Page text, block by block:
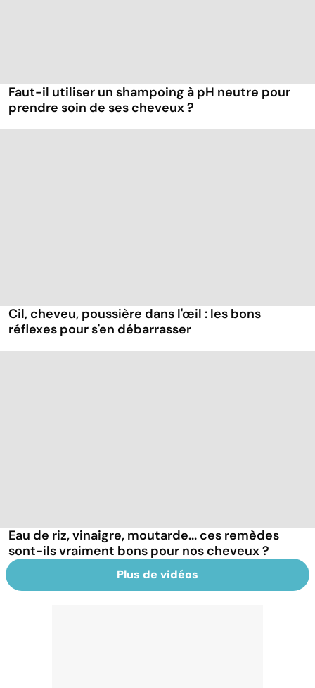
Faut-il utiliser un shampoing à pH neutre pour
prendre soin de ses cheveux ?
Cil, cheveu, poussière dans l'œil : les bons
réflexes pour s'en débarrasser
Eau de riz, vinaigre, moutarde... ces remèdes
sont-ils vraiment bons pour nos cheveux ?
Plus de vidéos